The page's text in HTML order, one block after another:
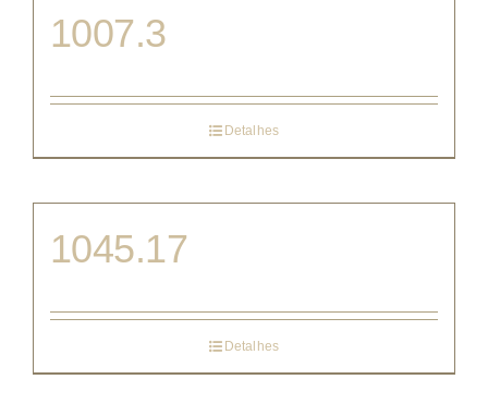
1007.3
Detalhes
1045.17
Detalhes